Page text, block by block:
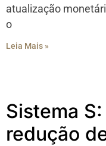
atualização
o
Leia Mais »
Sistema
redução